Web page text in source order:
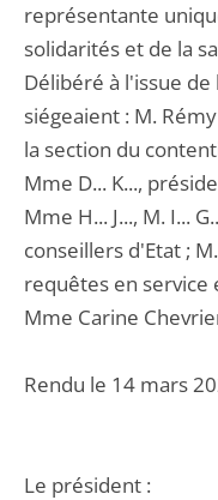
représentante
solidarités et de la
Délibéré à l'issue
siégeaient : M.
la section du
Mme D... K...,
Mme H... J..., M. I...
conseillers d'Etat ;
requêtes en
Mme Carine
Rendu le 14 mars
Le président :